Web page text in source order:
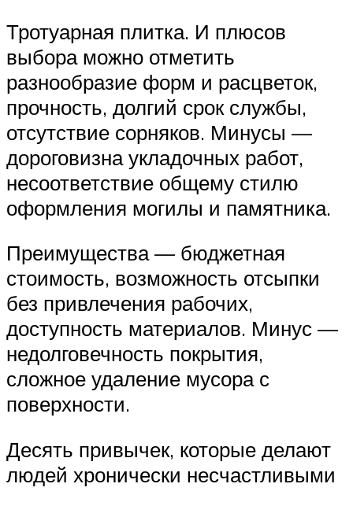
Тротуарная плитка. И плюсов
выбора можно отметить
разнообразие форм и расцветок,
прочность, долгий срок службы,
отсутствие сорняков. Минусы —
дороговизна укладочных работ,
несоответствие общему стилю
оформления могилы и памятника.
Преимущества — бюджетная
стоимость, возможность отсыпки
без привлечения рабочих,
доступность материалов. Минус —
недолговечность покрытия,
сложное удаление мусора с
поверхности.
Десять привычек, которые делают
людей хронически несчастливыми